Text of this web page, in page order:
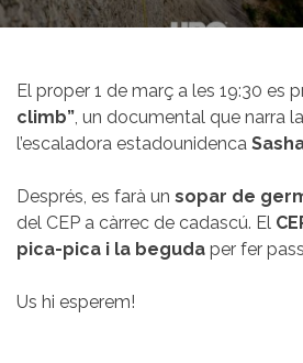
e
El proper 1 de març a les 19:30 es
climb” , un documental que narra
l’escaladora estadounidenca
Després, es farà un sopar de
del CEP a càrrec de cadascú. El
pica-pica i la beguda per fer
Us hi esperem!